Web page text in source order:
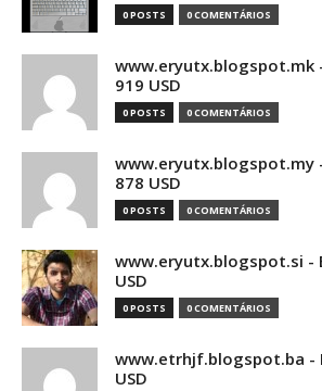
0 POSTS 0 COMENTÁRIOS
www.eryutx.blogspot.mk -
919 USD
0 POSTS 0 COMENTÁRIOS
www.eryutx.blogspot.my -
878 USD
0 POSTS 0 COMENTÁRIOS
www.eryutx.blogspot.si -
USD
0 POSTS 0 COMENTÁRIOS
www.etrhjf.blogspot.ba -
USD